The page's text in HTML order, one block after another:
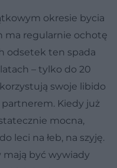
okresie bycia
ma regularnie ochotę
odsetek ten spada
– tylko do 20
swoje libido
Kiedy już
mocna,
leci na łeb, na szyję.
mają być wywiady